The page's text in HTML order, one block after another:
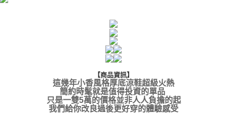
【商品資訊】
這幾年小香風格厚底涼鞋超級火熱
簡約時髦就是值得投資的單品
只是一雙5萬的價格並非人人負擔的起
我們給你改良過後更好穿的體驗感受